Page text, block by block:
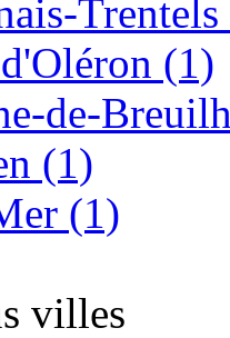
(1)
de-
(1)
(1)
villes